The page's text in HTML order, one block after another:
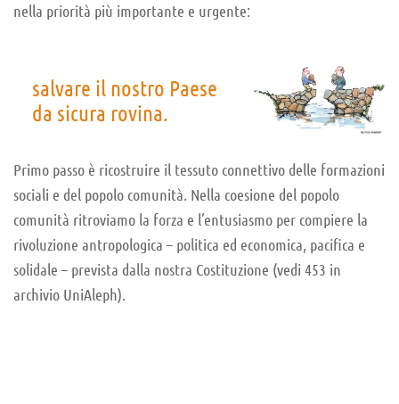
nella priorità più importante e urgente:
salvare il nostro Paese
da sicura rovina.
Primo passo è ricostruire il tessuto connettivo delle formazioni
sociali e del popolo comunità. Nella coesione del popolo
comunità ritroviamo la forza e l’entusiasmo per compiere la
rivoluzione antropologica – politica ed economica, pacifica e
solidale – prevista dalla nostra Costituzione (vedi 453 in
archivio UniAleph).